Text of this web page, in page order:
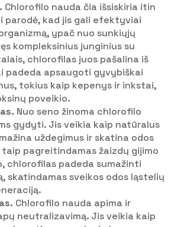
Chlorofilo nauda čia išsiskiria itin
parodė, kad jis gali efektyviai
ypač nuo sunkiųjų
kompleksinius junginius su
chlorofilas juos pašalina iš
padeda apsaugoti gyvybiškai
tokius kaip kepenys ir inkstai,
poveikio.
Nuo seno žinoma chlorofilo
gydyti. Jis veikia kaip natūralus
uždegimus ir skatina odos
pagreitindamas žaizdų gijimo
chlorofilas padeda sumažinti
skatindamas sveikos odos ląstelių
Chlorofilo nauda apima ir
neutralizavimą. Jis veikia kaip